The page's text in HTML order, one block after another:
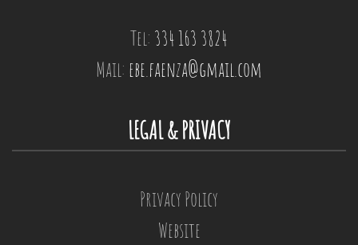
Tel: 334 163 3824
Mail: ebe.faenza@gmail.com
LEGAL & PRIVACY
Privacy Policy
Website